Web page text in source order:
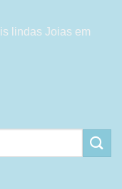
lindas Joias em